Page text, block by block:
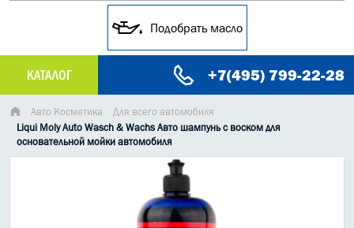
Подобрать масло
КАТАЛОГ +7(495) 799-22-28
МАСЛО МОТОРНОЕ
ГРУЗОВЫЕ МАСЛА
Авто Косметика
Для всего автомобиля
Liqui Moly Auto Wasch & Wachs Авто шампунь с воском для
основательной мойки автомобиля